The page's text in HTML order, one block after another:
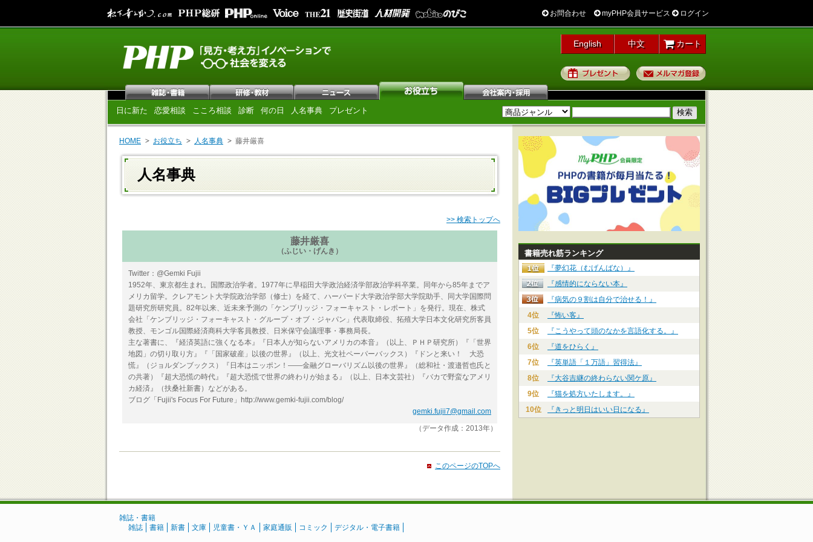
お問合わせ myPHP会員サービス ログイン
English 中文 カート
プレゼント
日に新た 恋愛相談 こころ相談 診断 何の日 人名事典 プレゼント
HOME お役立ち 人名事典 藤井厳喜
人名事典
>> 検索トップへ
藤井厳喜
（ふじい・げんき）
Twitter：@Gemki Fujii
1952年、東京都生まれ。国際政治学者。1977年に早稲田大学政治経済学部政治学科卒業。同年から85年までア
メリカ留学。クレアモント大学院政治学部（修士）を経て、ハーバード大学政治学部大学院助手、同大学国際問
題研究所研究員。82年以来、近未来予測の「ケンブリッジ・フォーキャスト・レポート」を発行。現在、株式
会社「ケンブリッジ・フォーキャスト・グループ・オブ・ジャパン」代表取締役、拓殖大学日本文化研究所客員
教授、モンゴル国際経済商科大学客員教授、日米保守会議理事・事務局長。
主な著書に、『経済英語に強くなる本』『日本人が知らないアメリカの本音』（以上、ＰＨＰ研究所）『「世界
地図」の切り取り方』『「国家破産」以後の世界』（以上、光文社ペーパーバックス）『ドンと来い！ 大恐
慌』（ジョルダンブックス）『日本はニッポン！――金融グローバリズム以後の世界』（総和社・渡邉哲也氏と
の共著）『超大恐慌の時代』『超大恐慌で世界の終わりが始まる』（以上、日本文芸社）『バカで野蛮なアメリ
カ経済』（扶桑社新書）などがある。
ブログ「Fujii's Focus For Future」http://www.gemki-fujii.com/blog/
gemki.fujii7@gmail.com
（データ作成：2013年）
このページのTOPへ
書籍売れ筋ランキング
『夢幻花（むげんばな）』
『感情的にならない本』
『病気の９割は自分で治せる！』
4位
『怖い客』
5位
『こうやって頭のなかを言語化する。』
6位
『道をひらく』
7位
『英単語「１万語」習得法』
8位
『大谷吉継の終わらない関ケ原』
9位
『猫を処方いたします。』
10位
『きっと明日はいい日になる』
雑誌・書籍
雑誌
書籍 新書 文庫 児童書・ＹＡ 家庭通販 コミック デジタル・電子書籍